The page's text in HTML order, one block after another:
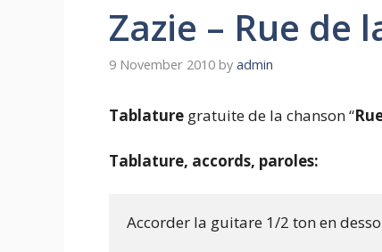
Zazie – Rue de
9 November 2010 by admin
Tablature gratuite de la chanson “
Tablature, accords, paroles:
Accorder la guitare 1/2 ton en